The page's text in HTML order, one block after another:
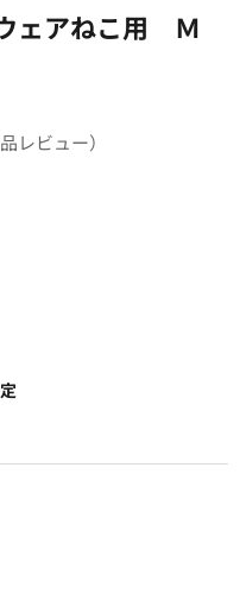
ェアねこ用 Ｍ
レビュー）